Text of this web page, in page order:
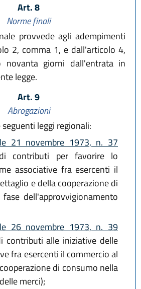
Art. 8
Norme finali
provvede agli adempimenti
2, comma 1, e dall'articolo 4,
novanta giorni dall'entrata in
legge.
Art. 9
Abrogazioni
leggi regionali:
21 novembre 1973, n. 37
di contributi per favorire lo
associative fra esercenti il
e della cooperazione di
dell'approvvigionamento
26 novembre 1973, n. 39
contributi alle iniziative delle
fra esercenti il commercio al
di consumo nella
merci);